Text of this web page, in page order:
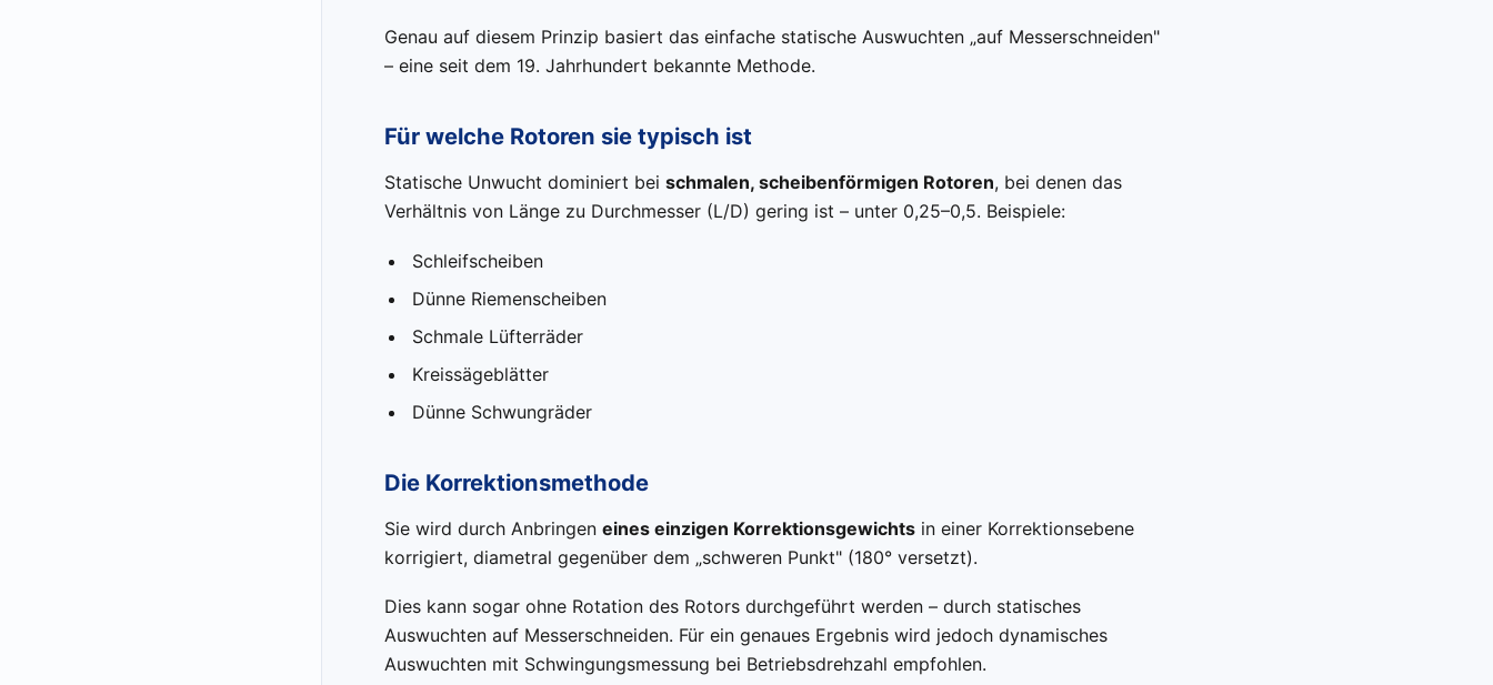
Genau auf diesem Prinzip basiert das einfache statische Auswuchten „auf Messerschneiden"
– eine seit dem 19. Jahrhundert bekannte Methode.
Für welche Rotoren sie typisch ist
Statische Unwucht dominiert bei schmalen, scheibenförmigen Rotoren, bei denen das
Verhältnis von Länge zu Durchmesser (L/D) gering ist – unter 0,25–0,5. Beispiele:
Schleifscheiben
Dünne Riemenscheiben
Schmale Lüfterräder
Kreissägeblätter
Dünne Schwungräder
Die Korrektionsmethode
Sie wird durch Anbringen eines einzigen Korrektionsgewichts in einer Korrektionsebene
korrigiert, diametral gegenüber dem „schweren Punkt" (180° versetzt).
Dies kann sogar ohne Rotation des Rotors durchgeführt werden – durch statisches
Auswuchten auf Messerschneiden. Für ein genaues Ergebnis wird jedoch dynamisches
Auswuchten mit Schwingungsmessung bei Betriebsdrehzahl empfohlen.